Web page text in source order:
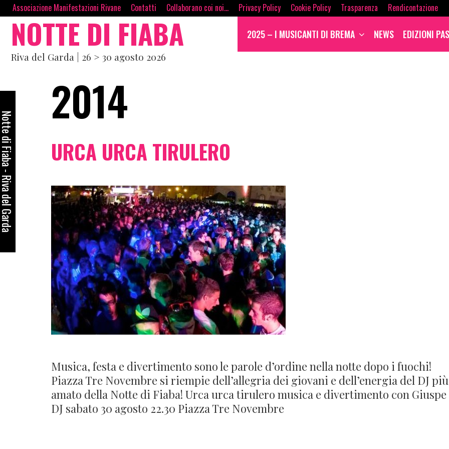
contenuto
Skip
to
content
Associazione Manifestazioni Rivane Contatti Collaborano coi noi… Privacy Policy Cookie Policy Trasparenza Rendicontazione
NOTTE DI FIABA
Riva del Garda | 26 > 30 agosto 2026
2025 – I MUSICANTI DI BREMA NEWS EDIZIONI
2014
URCA URCA TIRULERO
Musica, festa e divertimento sono le parole d’ordine nella notte dopo i fuochi!
Piazza Tre Novembre si riempie dell’allegria dei giovani e dell’energia del DJ più
amato della Notte di Fiaba! Urca urca tirulero musica e divertimento con Giuspe
DJ sabato 30 agosto 22.30 Piazza Tre Novembre
del Garda